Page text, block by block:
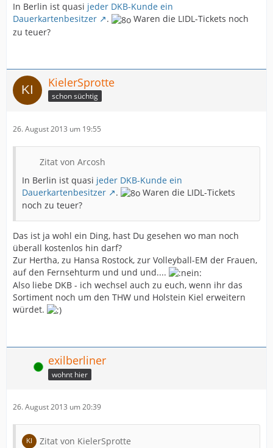
In Berlin ist quasi jeder DKB-Kunde ein
Dauerkartenbesitzer
.
Waren die LIDL-Tickets noch
zu teuer?
KielerSprotte
schon süchtig
26. August 2013 um 19:55
Zitat von Arcosh
In Berlin ist quasi jeder DKB-Kunde ein
Dauerkartenbesitzer
.
Waren die LIDL-Tickets
noch zu teuer?
Das ist ja wohl ein Ding, hast Du gesehen wo man noch
überall kostenlos hin darf?
Zur Hertha, zu Hansa Rostock, zur Volleyball-EM der Frauen,
auf den Fernsehturm und und und....
Also liebe DKB - ich wechsel auch zu euch, wenn ihr das
Sortiment noch um den THW und Holstein Kiel erweitern
würdet.
Online exilberliner
wohnt hier
26. August 2013 um 20:39
Zitat von KielerSprotte